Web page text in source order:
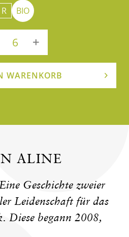
R BIO
WARENKORB
ALINE
Geschichte zweier
Leidenschaft für das
Diese begann 2008,